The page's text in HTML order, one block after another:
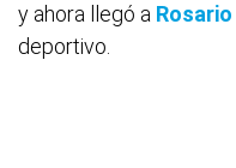
y ahora llegó a Rosario
deportivo.